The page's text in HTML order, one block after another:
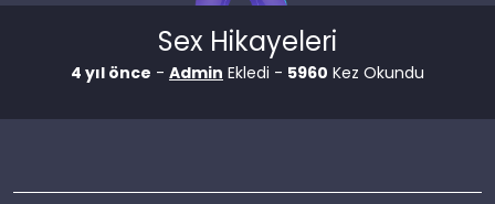
Sex Hikayeleri
4 yıl önce - Admin Ekledi - 5960 Kez Okundu